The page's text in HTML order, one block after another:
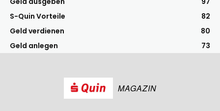
S-Quin Vorteile
82
Geld verdienen
80
Geld anlegen
73
MAGAZIN